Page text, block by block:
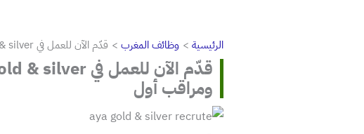
الرئيسية وظائف المغرب قدّم الآن للعمل في aya gold & silver: مطلوب مساعد سفر ومراقب أول
ومراقب أول